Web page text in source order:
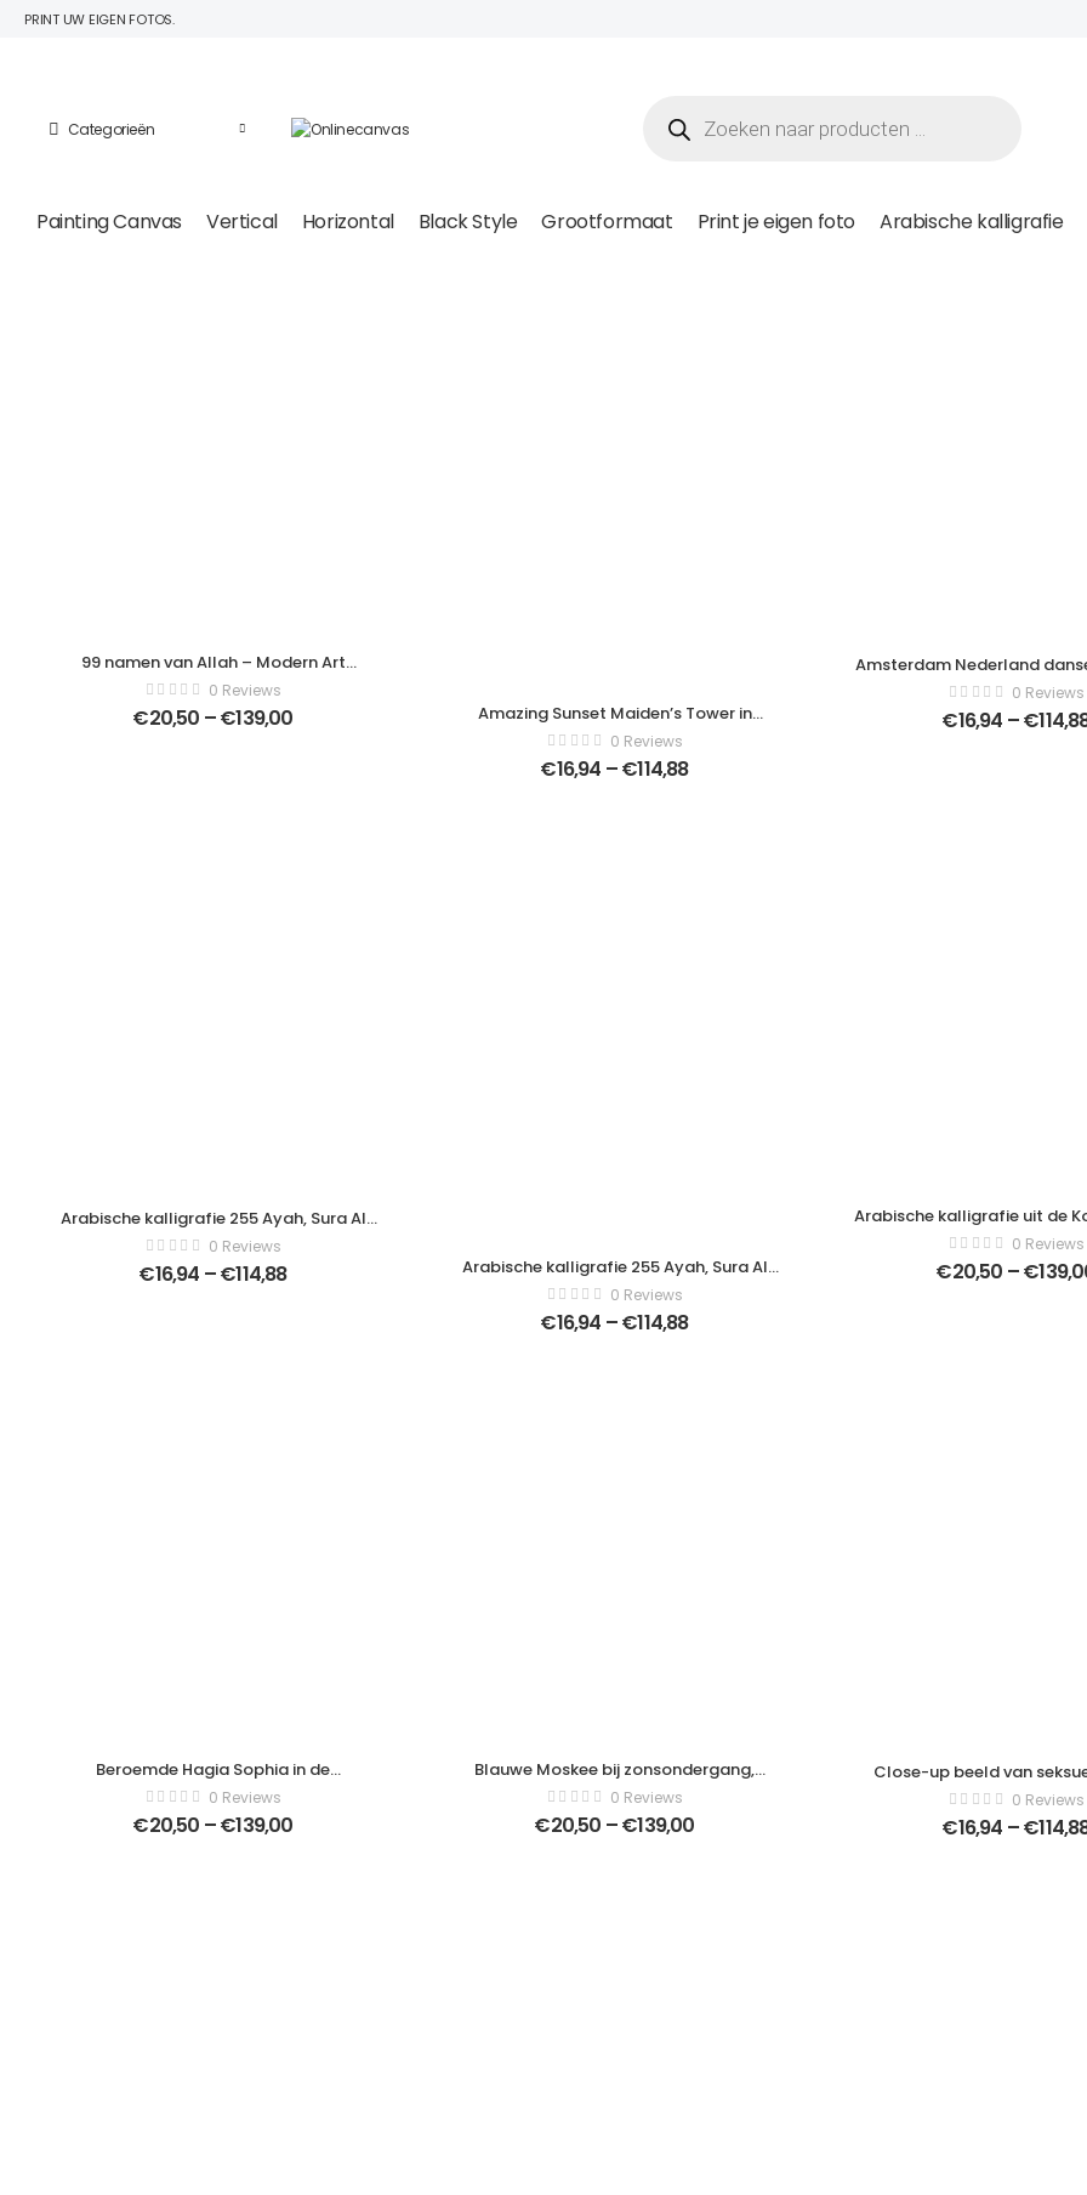
PRINT UW EIGEN FOTOS.
Categorieën
Painting Canvas Vertical Horizontal Black Style Grootformaat Print je eigen foto Arabische kalligrafie
99 namen van Allah – Modern Art
Canvas – Verticaal – 1201628650
0 Reviews
€20,50 –€139,00
Amazing Sunset Maiden’s Tower in
istanbul, Turkije (maiden’s tower) –
Moderne schilderijen – Verticaal –
1192891525
0 Reviews
€16,94 –€114,88
Amsterdam Nederland
over rivier de Amstel
oude Europese
stad. – Moderne kunst
0 Reviews
€16,94 –€
Arabische kalligrafie 255 Ayah, Sura Al
Bakara (Al-Kursi) betekent “troon van
Allah” – Modern Art Canvas – Verticaal –
1038058585
0 Reviews
€16,94 –€114,88
Arabische kalligrafie 255 Ayah, Sura Al
Bakara (Al-Kursi) betekent Troon van
Allah – Modern Art Canvas – Verticaal –
1060537940
0 Reviews
€16,94 –€114,88
Arabische kalligrafie uit de
al Fatiha (de opening).
van islamitische
Art Canvas – Verticaal –
0 Reviews
€20,50 –€
Beroemde Hagia Sophia in de
avondzonstralen, Istanbul, Turkije –
Moderne kunst canvas – Horizontaal –
1504112789
0 Reviews
€20,50 –€139,00
Blauwe Moskee bij zonsondergang,
Istanbul, Sultanahmet Park. Sultan
Ahmed (Ottomaanse Rijk) De grootste
moskee in Istanbul – Canvas moderne
0 Reviews
€20,50 –€139,00
Close-up beeld van
vrouwelijke gesloten
geïsoleerd op een zwarte
horizontaal beeld – Modern
0 Reviews
€16,94 –€